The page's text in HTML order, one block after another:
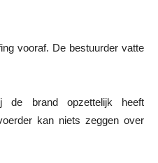
vooraf. De bestuurder vatte
de brand opzettelijk heeft
kan niets zeggen over